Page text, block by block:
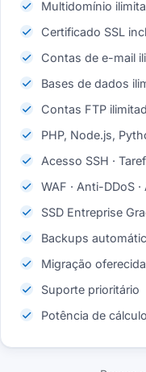
Multidomínio
Certificado SSL
Contas de e-mail
Bases de dados
Contas FTP
PHP, Node.js,
Acesso SSH ·
WAF · Anti-DDoS
SSD Entreprise
Backups
Migração oferecida
Suporte prioritário
Potência de